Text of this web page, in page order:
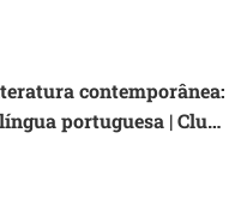
contemporânea:
portuguesa | Clube